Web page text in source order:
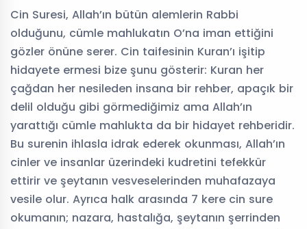
Cin Suresi, Allah’ın bütün alemlerin Rabbi
olduğunu, cümle mahlukatın O’na iman ettiğini
gözler önüne serer. Cin taifesinin Kuran’ı işitip
hidayete ermesi bize şunu gösterir: Kuran her
çağdan her nesileden insana bir rehber, apaçık bir
delil olduğu gibi görmediğimiz ama Allah’ın
yarattığı cümle mahlukta da bir hidayet rehberidir.
Bu surenin ihlasla idrak ederek okunması, Allah’ın
cinler ve insanlar üzerindeki kudretini tefekkür
ettirir ve şeytanın vesveselerinden muhafazaya
vesile olur. Ayrıca halk arasında 7 kere cin sure
okumanın; nazara, hastalığa, şeytanın şerrinden